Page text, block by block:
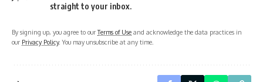
straight to your inbox.
By signing up, you agree to ourTerms of Use and acknowledge the data practices in
our Privacy Policy. You may unsubscribe at any time.